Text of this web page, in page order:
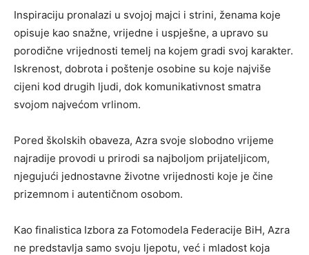
Inspiraciju pronalazi u svojoj majci i strini, ženama koje
opisuje kao snažne, vrijedne i uspješne, a upravo su
porodične vrijednosti temelj na kojem gradi svoj karakter.
Iskrenost, dobrota i poštenje osobine su koje najviše
cijeni kod drugih ljudi, dok komunikativnost smatra
svojom najvećom vrlinom.
Pored školskih obaveza, Azra svoje slobodno vrijeme
najradije provodi u prirodi sa najboljom prijateljicom,
njegujući jednostavne životne vrijednosti koje je čine
prizemnom i autentičnom osobom.
Kao finalistica Izbora za Fotomodela Federacije BiH, Azra
ne predstavlja samo svoju ljepotu, već i mladost koja